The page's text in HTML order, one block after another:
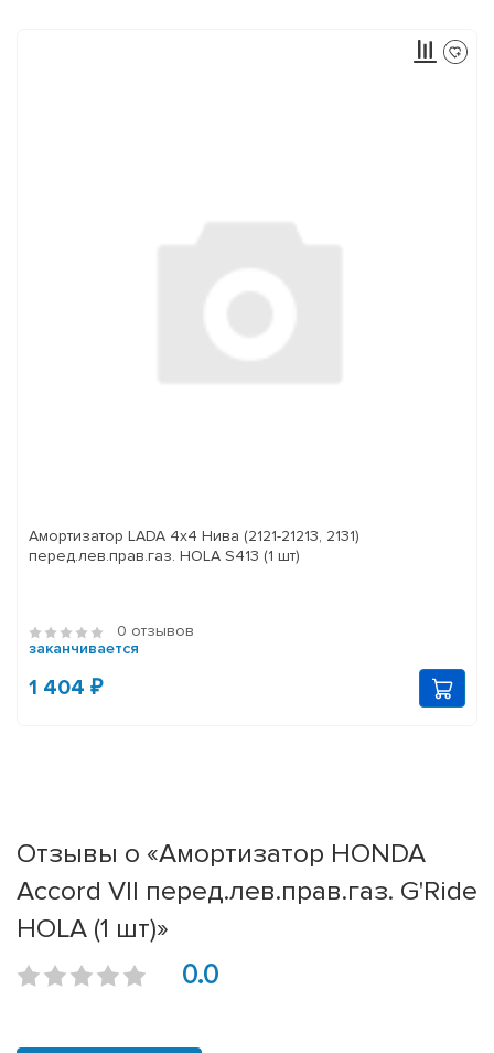
Амортизатор LADA 4x4 Нива (2121-21213, 2131)
перед.лев.прав.газ. HOLA S413 (1 шт)
0 отзывов
заканчивается
1 404 ₽
Отзывы о «Амортизатор HONDA
Accord VII перед.лев.прав.газ. G'Ride
HOLA (1 шт)»
0.0